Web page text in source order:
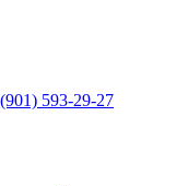
593-29-27